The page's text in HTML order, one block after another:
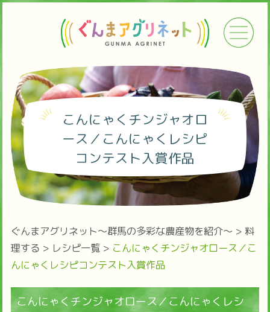
こんにゃくチンジャオロ
ース／こんにゃくレシピ
コンテスト入賞作品
ぐんまアグリネット～群馬の多彩な農産物を紹介～ > 料
理する > レシピ一覧> こんにゃくチンジャオロース／こ
んにゃくレシピコンテスト入賞作品
こんにゃくチンジャオロース／こんにゃくレシ